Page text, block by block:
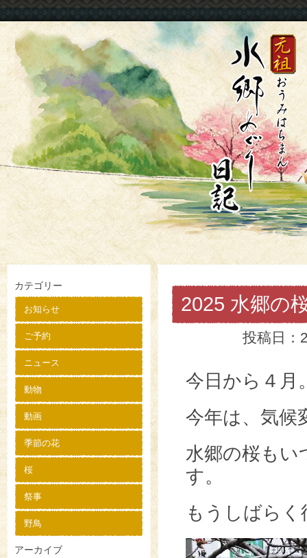
カテゴリー
お知らせ
ご予約
ニュース
動物
動画
季節の花
桜
祭事
野鳥
アーカイブ
2025 水郷の
投稿日：
今日から４月
今年は、気候
水郷の桜もい
す。
もうしばら